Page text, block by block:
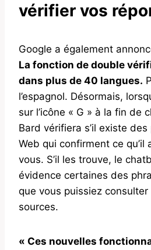
vérifier vos
Google a également
La fonction de double
dans plus de 40 langues.
l’espagnol. Désormais,
sur l’icône « G » à la fin de
Bard vérifiera s’il existe
Web qui confirment ce qu’il
vous. S’il les trouve, le
évidence certaines des
que vous puissiez
sources.
« Ces nouvelles